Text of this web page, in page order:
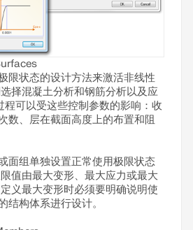
限状态的设计方法来激活非线性
择混凝土分析和钢筋分析以及应
程可以受这些控制参数的影响：收
数、层在截面高度上的布置和阻
面组单独设置正常使用极限状态
值由最大变形、最大应力或最大
义最大变形时必须要明确说明使
结构体系进行设计。